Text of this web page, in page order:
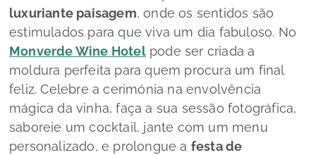
luxuriante paisagem, onde os sentidos são
estimulados para que viva um dia fabuloso. No
Monverde Wine Hotelpode ser criada a
moldura perfeita para quem procura um final
feliz. Celebre a cerimónia na envolvência
mágica da vinha, faça a sua sessão fotográfica,
saboreie umcocktail, jante com um menu
personalizado, e prolongue a festa de